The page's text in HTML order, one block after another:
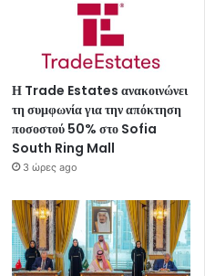
Η Trade Estates ανακοινώνει
τη συμφωνία για την απόκτηση
ποσοστού 50% στο Sofia
South Ring Mall
3 ώρες ago